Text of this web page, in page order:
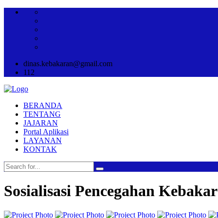
dinas.kebakaran@gmail.com
112
BERANDA
TENTANG
JAJARAN
Portal Aplikasi
LAYANAN
KONTAK
Sosialisasi Pencegahan